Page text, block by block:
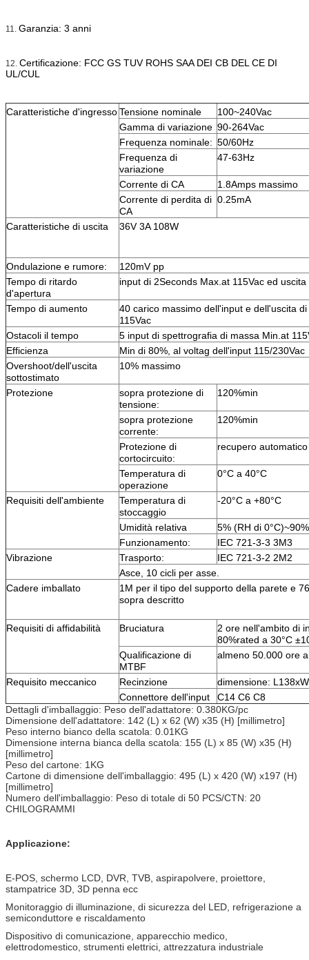
11. Garanzia: 3 anni
12. Certificazione: FCC GS TUV ROHS SAA DEI CB DEL CE DI
UL/CUL
Caratteristiche d'ingressoTensione nominale
100~240Vac
Gamma di variazione 90-264Vac
Frequenza nominale: 50/60Hz
Frequenza di
variazione
47-63Hz
Corrente di CA
1.8Amps massimo
Corrente di perdita di
CA
0.25mA
Caratteristiche di uscita 36V 3A 108W
Ondulazione e rumore:
120mV pp
Tempo di ritardo
d'apertura
input di 2Seconds Max.at 115Vac ed
Tempo di aumento
40 carico massimo dell'input e dell'uscita
115Vac
Ostacoli il tempo
5 input di spettrografia di massa Min.at
Efficienza
Min di 80%, al voltag dell'input 115/230Vac
Overshoot/dell'uscita
sottostimato
10% massimo
Protezione
sopra protezione di
tensione:
120%min
sopra protezione
corrente:
120%min
Protezione di
cortocircuito:
recupero automatico
Temperatura di
operazione
0°C a 40°C
Requisiti dell'ambiente
Temperatura di
stoccaggio
-20°C a +80°C
Umidità relativa
5% (RH di
Funzionamento:
IEC 721-3-3 3M3
Vibrazione
Trasporto:
IEC 721-3-2 2M2
Asce, 10 cicli per asse.
Cadere imballato
1M per il tipo del supporto della parete e
sopra descritto
Requisiti di affidabilità Bruciatura
2 ore nell'ambito di
80%rated a 30°C
Qualificazione di
MTBF
almeno 50.000 ore
Requisito meccanico Recinzione
dimensione:
Connettore dell'input
C14 C6 C8
Dettagli d'imballaggio: Peso dell'adattatore: 0.380KG/pc
Dimensione dell'adattatore: 142 (L) x 62 (W) x35 (H) [millimetro]
Peso interno bianco della scatola: 0.01KG
Dimensione interna bianca della scatola: 155 (L) x 85 (W) x35 (H)
[millimetro]
Peso del cartone: 1KG
Cartone di dimensione dell'imballaggio: 495 (L) x 420 (W) x197 (H)
[millimetro]
Numero dell'imballaggio: Peso di totale di 50 PCS/CTN: 20
CHILOGRAMMI
Applicazione:
E-POS, schermo LCD, DVR, TVB, aspirapolvere, proiettore,
stampatrice 3D, 3D penna ecc
Monitoraggio di illuminazione, di sicurezza del LED, refrigerazione a
semiconduttore e riscaldamento
Dispositivo di comunicazione, apparecchio medico,
elettrodomestico, strumenti elettrici, attrezzatura industriale